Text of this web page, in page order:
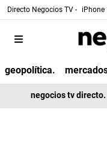
Directo Negocios TV - iPhone
geopolítica.
negocios tv directo.